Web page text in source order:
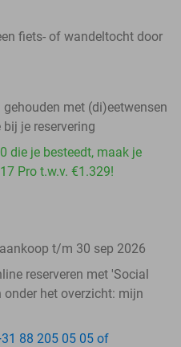
fiets- of wandeltocht door
met (di)eetwensen
je reservering
die je besteedt, maak je
Pro t.w.v. €1.329!
t/m 30 sep 2026
reserveren met 'Social
onder het overzicht: mijn
88 205 05 05 of